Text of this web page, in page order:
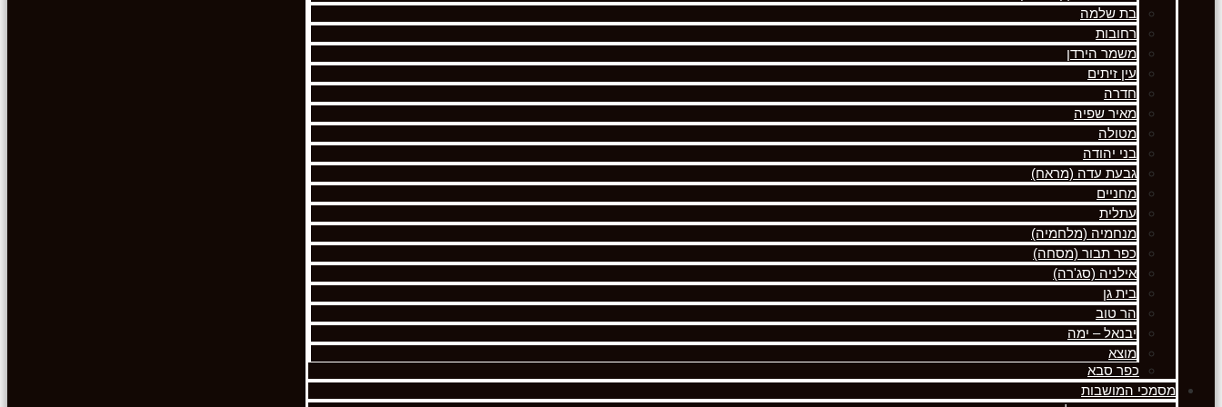
בת שלמה
רחובות
משמר הירדן
עין זיתים
חדרה
מאיר שפיה
מטולה
בני יהודה
גבעת עדה (מראח)
מחניים
עתלית
מנחמיה (מלחמיה)
כפר תבור (מסחה)
אילניה (סג'רה)
בית גן
הר טוב
יבנאל – ימה
מוצא
כפר סבא
מסמכי המושבות